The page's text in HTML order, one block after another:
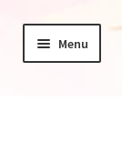
Menu